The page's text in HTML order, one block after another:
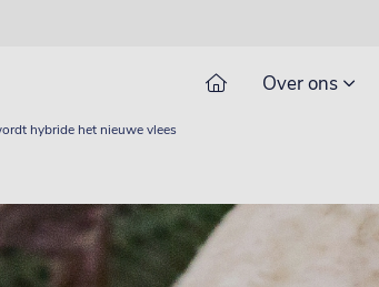
Over ons
hybride het nieuwe vlees